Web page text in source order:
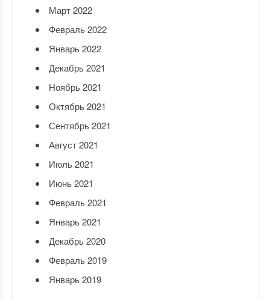
Март 2022
Февраль 2022
Январь 2022
Декабрь 2021
Ноябрь 2021
Октябрь 2021
Сентябрь 2021
Август 2021
Июль 2021
Июнь 2021
Февраль 2021
Январь 2021
Декабрь 2020
Февраль 2019
Январь 2019